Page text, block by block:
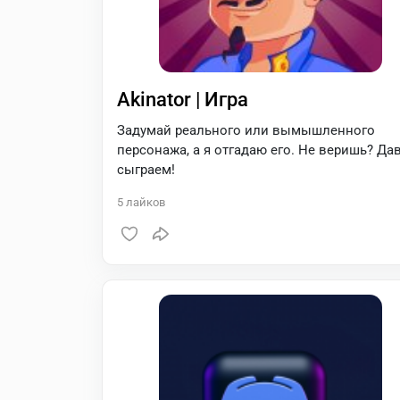
Akinator | Игра
Задумай реального или вымышленного
персонажа, а я отгадаю его. Не веришь?
сыграем!
5 лайков